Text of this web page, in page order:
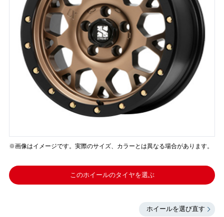
※画像はイメージです。実際のサイズ、カラーとは異なる場合があります。
このホイールのタイヤを選ぶ
ホイールを選び直す